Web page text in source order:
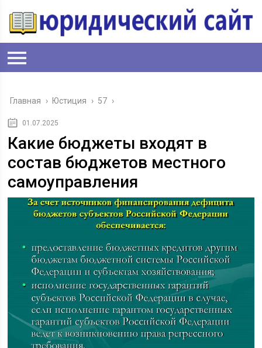
Главная › Юстиция › 57 ›
01.07.2025
Какие бюджеты входят в
состав бюджетов местного
самоуправления